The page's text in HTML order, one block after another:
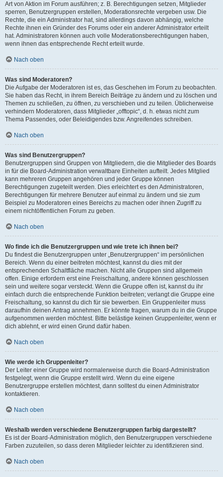
Art von Aktion im Forum ausführen; z. B. Berechtigungen setzen, Mitglieder
sperren, Benutzergruppen erstellen, Moderationsrechte vergeben usw. Die
Rechte, die ein Administrator hat, sind allerdings davon abhängig, welche
Rechte ihnen ein Gründer des Forums oder ein anderer Administrator erteilt
hat. Administratoren können auch volle Moderationsberechtigungen haben,
wenn ihnen das entsprechende Recht erteilt wurde.
Nach oben
Was sind Moderatoren?
Die Aufgabe der Moderatoren ist es, das Geschehen im Forum zu beobachten.
Sie haben das Recht, in ihrem Bereich Beiträge zu ändern und zu löschen und
Themen zu schließen, zu öffnen, zu verschieben und zu teilen. Üblicherweise
verhindern Moderatoren, dass Mitglieder „offtopic“, d. h. etwas nicht zum
Thema Passendes, oder Beleidigendes bzw. Angreifendes schreiben.
Nach oben
Was sind Benutzergruppen?
Benutzergruppen sind Gruppen von Mitgliedern, die die Mitglieder des Boards
in für die Board-Administration verwaltbare Einheiten aufteilt. Jedes Mitglied
kann mehreren Gruppen angehören und jeder Gruppe können
Berechtigungen zugeteilt werden. Dies erleichtert es den Administratoren,
Berechtigungen für mehrere Benutzer auf einmal zu ändern und sie zum
Beispiel zu Moderatoren eines Bereichs zu machen oder ihnen Zugriff zu
einem nichtöffentlichen Forum zu geben.
Nach oben
Wo finde ich die Benutzergruppen und wie trete ich ihnen bei?
Du findest die Benutzergruppen unter „Benutzergruppen“ im persönlichen
Bereich. Wenn du einer beitreten möchtest, kannst du dies mit der
entsprechenden Schaltfläche machen. Nicht alle Gruppen sind allgemein
offen. Einige erfordern erst eine Freischaltung, andere können geschlossen
sein und weitere sogar versteckt. Wenn die Gruppe offen ist, kannst du ihr
einfach durch die entsprechende Funktion beitreten; verlangt die Gruppe eine
Freischaltung, so kannst du dich für sie bewerben. Ein Gruppenleiter muss
daraufhin deinen Antrag annehmen. Er könnte fragen, warum du in die Gruppe
aufgenommen werden möchtest. Bitte belästige keinen Gruppenleiter, wenn er
dich ablehnt, er wird einen Grund dafür haben.
Nach oben
Wie werde ich Gruppenleiter?
Der Leiter einer Gruppe wird normalerweise durch die Board-Administration
festgelegt, wenn die Gruppe erstellt wird. Wenn du eine eigene
Benutzergruppe erstellen möchtest, dann solltest du einen Administrator
kontaktieren.
Nach oben
Weshalb werden verschiedene Benutzergruppen farbig dargestellt?
Es ist der Board-Administration möglich, den Benutzergruppen verschiedene
Farben zuzuteilen, so dass deren Mitglieder leichter zu identifizieren sind.
Nach oben